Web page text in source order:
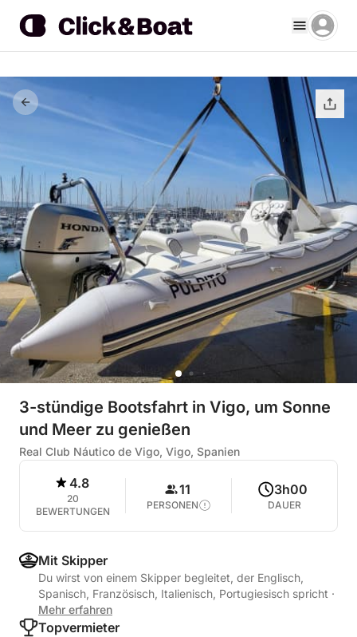
3-stündige Bootsfahrt in Vigo, um Sonne
und Meer zu genießen
Real Club Náutico de Vigo, Vigo, Spanien
4.8
20
BEWERTUNGEN
11
PERSONEN
3h00
DAUER
Mit Skipper
Du wirst von einem Skipper begleitet, der Englisch,
Spanisch, Französisch, Italienisch, Portugiesisch spricht ·
Mehr erfahren
Topvermieter